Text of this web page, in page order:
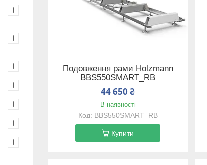
Подовження рами Holzmann
BBS550SMART_RB
44 650 ₴
В наявності
BBS550SMART_RB
Купити